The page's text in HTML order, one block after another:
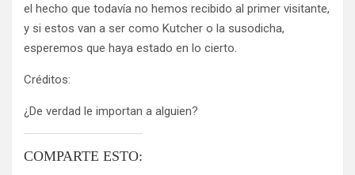
el hecho que todavía no hemos recibido al primer visitante,
y si estos van a ser como Kutcher o la susodicha,
esperemos que haya estado en lo cierto.
Créditos:
¿De verdad le importan a alguien?
COMPARTE ESTO: